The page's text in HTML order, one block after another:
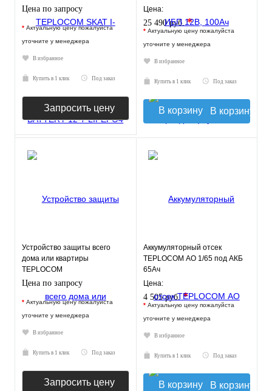
Цена по запросу
* Актуальную цену пожалуйста
уточните у менеджера
В избранное
Купить в 1 клик Под заказ
Запросить цену
Цена:
25 490 руб.*
* Актуальную цену пожалуйста
уточните у менеджера
В избранное
Купить в 1 клик Под заказ
В корзину
Устройство защиты всего
дома или квартиры
TEPLOCOM
АЛЬБАТРОС-12000 ЖКИ
Цена по запросу
* Актуальную цену пожалуйста
уточните у менеджера
В избранное
Купить в 1 клик Под заказ
Запросить цену
Аккумуляторный отсек
TEPLOCOM АО 1/65 под АКБ
65Ач
Цена:
4 505 руб. *
* Актуальную цену пожалуйста
уточните у менеджера
В избранное
Купить в 1 клик Под заказ
В корзину